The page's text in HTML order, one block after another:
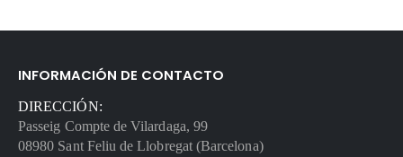
INFORMACIÓN DE CONTACTO
DIRECCIÓN:
Passeig Compte de Vilardaga, 99
08980 Sant Feliu de Llobregat (Barcelona)